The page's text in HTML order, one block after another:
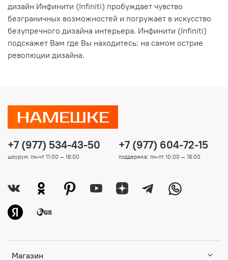
дизайн Инфинити (Infiniti) пробуждает чувство
безграничных возможностей и погружает в искусство
безупречного дизайна интерьера. Инфинити (Infiniti)
подскажет Вам где Вы находитесь: на самом острие
революции дизайна.
Магазин
+7 (977) 534-43-50
шоурум: пн-чт 11:00 — 18:00
+7 (977) 604-72-15
поддержка: пн-пт 10:00 — 18:00